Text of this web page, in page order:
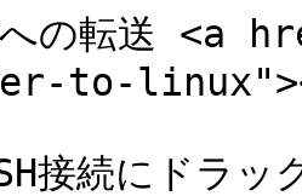
の転送
to-
接続にドラ